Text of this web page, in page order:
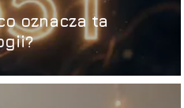
oznacza ta